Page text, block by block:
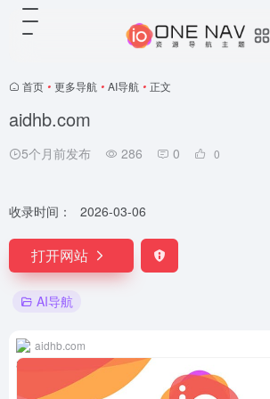
首页 • 更多导航 • AI导航 • 正文
aidhb.com
5个月前发布 286 0 0
收录时间： 2026-03-06
打开网站
AI导航
aidhb.com